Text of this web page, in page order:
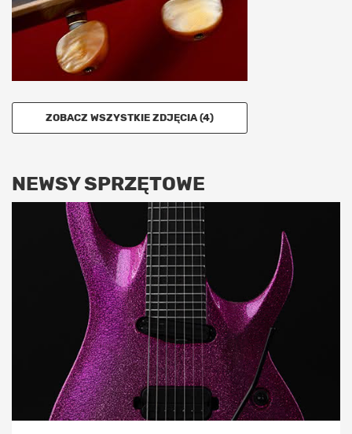
ZOBACZ WSZYSTKIE ZDJĘCIA (4)
NEWSY SPRZĘTOWE